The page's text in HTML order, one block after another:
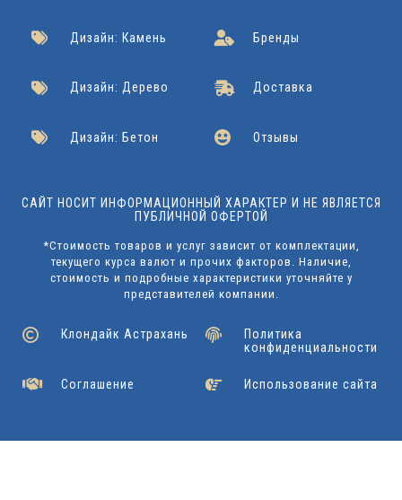
Дизайн: Камень
Дизайн: Дерево
Дизайн: Бетон
Бренды
Доставка
Отзывы
САЙТ НОСИТ ИНФОРМАЦИОННЫЙ ХАРАКТЕР И НЕ ЯВЛЯЕТСЯ
ПУБЛИЧНОЙ ОФЕРТОЙ
*Стоимость товаров и услуг зависит от комплектации,
текущего курса валют и прочих факторов. Наличие,
стоимость и подробные характеристики уточняйте у
представителей компании.
Клондайк Астрахань
Политика
конфиденциальности
Соглашение Использование сайта